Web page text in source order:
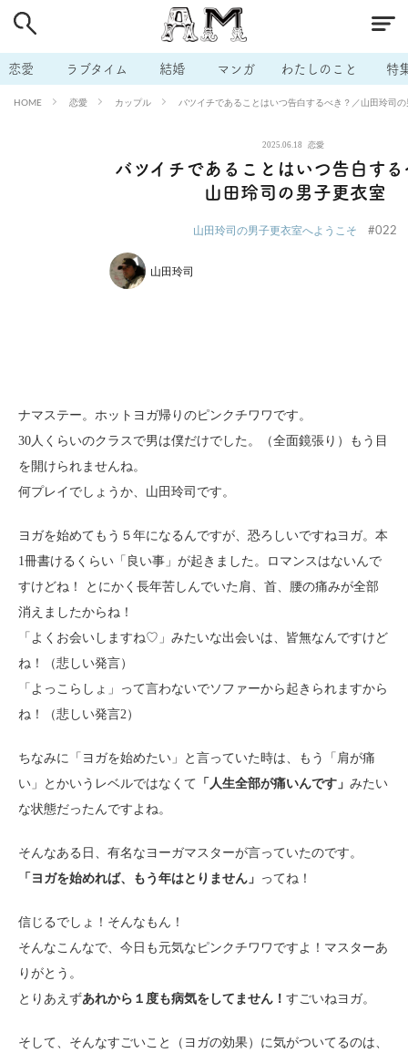
恋愛 ラブタイム 結婚 マンガ わたしのこと 特
HOME 恋愛 カップル バツイチであることはいつ告白するべき？／山田玲司
2025.06.18 恋愛
バツイチであることはいつ告白す
山田玲司の男子更衣室
山田玲司の男子更衣室へようこそ #022
山田玲司
ナマステー。ホットヨガ帰りのピンクチワワです。
30人くらいのクラスで男は僕だけでした。（全面鏡張り）もう目
を開けられませんね。
何プレイでしょうか、山田玲司です。
ヨガを始めてもう５年になるんですが、恐ろしいですねヨガ。本
1冊書けるくらい「良い事」が起きました。ロマンスはないんで
すけどね！ とにかく長年苦しんでいた肩、首、腰の痛みが全部
消えましたからね！
「よくお会いしますね♡」みたいな出会いは、皆無なんですけど
ね！（悲しい発言）
「よっこらしょ」って言わないでソファーから起きられますから
ね！（悲しい発言2）
ちなみに「ヨガを始めたい」と言っていた時は、もう「肩が痛
い」とかいうレベルではなくて 「人生全部が痛いんです」 みたい
な状態だったんですよね。
そんなある日、有名なヨーガマスターが言っていたのです。
「ヨガを始めれば、もう年はとりません」 ってね！
信じるでしょ！そんなもん！
そんなこんなで、今日も元気なピンクチワワですよ！マスターあ
りがとう。
とりあえずあれから１度も病気をしてません！ すごいねヨガ。
そして、そんなすごいこと（ヨガの効果）に気がついてるのは、
# 男の本音 # セフレ # 不倫
# 出会う方法 # マッチングアプリ # ラブグッズ # 体の相